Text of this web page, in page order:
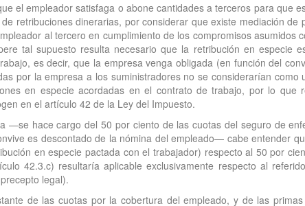
el empleador satisfaga o abone cantidades a terceros para que
retribuciones dinerarias, por considerar que existe mediación
al tercero en cumplimiento de los compromisos asumidos
tal supuesto resulta necesario que la retribución en especie
es decir, que la empresa venga obligada (en función del
por la empresa a los suministradores no se considerarían
en especie acordadas en el contrato de trabajo, por lo que
en el artículo 42 de la Ley del Impuesto.
—se hace cargo del 50 por ciento de las cuotas del seguro de
es descontado de la nómina del empleado— cabe entender
en especie pactada con el trabajador) respecto al 50 por
42.3.c) resultaría aplicable exclusivamente respecto al
legal).
de las cuotas por la cobertura del empleado, y de las